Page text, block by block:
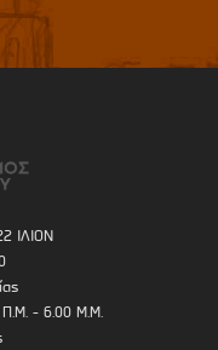
ΙΛΙΟΝ
- 6.00 Μ.Μ.